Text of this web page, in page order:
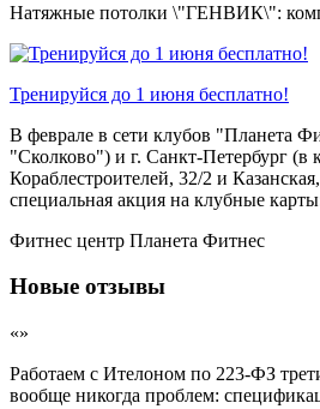
Натяжные потолки \"ГЕНВИК\":
Тренируйся до 1 июня бесплатно!
В феврале в сети клубов "Планета
"Сколково") и г. Санкт-Петербург (в
Кораблестроителей, 32/2 и
специальная акция на клубные
Фитнес центр Планета Фитнес
Новые отзывы
«»
Работаем с Ителоном по 223-ФЗ
вообще никогда проблем: